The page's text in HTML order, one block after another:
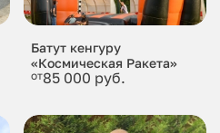
Батут кенгуру
«Космическая Ракета»
от85 000 руб.